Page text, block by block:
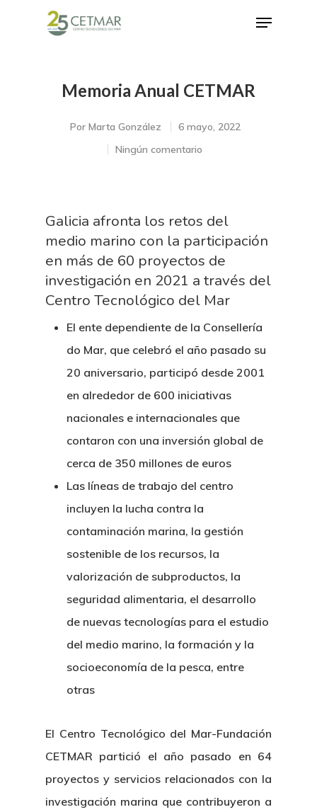
Hit enter to search or ESC to close
Memoria Anual CETMAR
Por Marta González
6 mayo, 2022
Ningún comentario
Galicia afronta los retos del
medio marino con la participación
en más de 60 proyectos de
investigación en 2021 a través del
Centro Tecnológico del Mar
El ente dependiente de la Consellería
do Mar, que celebró el año pasado su
20 aniversario, participó desde 2001
en alrededor de 600 iniciativas
nacionales e internacionales que
contaron con una inversión global de
cerca de 350 millones de euros
Las líneas de trabajo del centro
incluyen la lucha contra la
contaminación marina, la gestión
sostenible de los recursos, la
valorización de subproductos, la
seguridad alimentaria, el desarrollo
de nuevas tecnologías para el estudio
del medio marino, la formación y la
socioeconomía de la pesca, entre
otras
El Centro Tecnológico del Mar-Fundación
CETMAR partició el año pasado en 64
proyectos y servicios relacionados con la
investigación marina que contribuyeron a